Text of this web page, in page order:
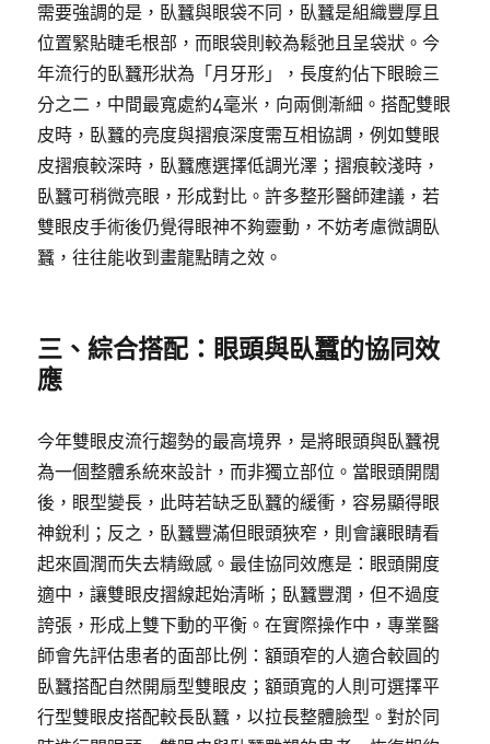
需要強調的是，臥蠶與眼袋不同，臥蠶是組織豐厚且
位置緊貼睫毛根部，而眼袋則較為鬆弛且呈袋狀。今
年流行的臥蠶形狀為「月牙形」，長度約佔下眼瞼三
分之二，中間最寬處約4毫米，向兩側漸細。搭配雙眼
皮時，臥蠶的亮度與摺痕深度需互相協調，例如雙眼
皮摺痕較深時，臥蠶應選擇低調光澤；摺痕較淺時，
臥蠶可稍微亮眼，形成對比。許多整形醫師建議，若
雙眼皮手術後仍覺得眼神不夠靈動，不妨考慮微調臥
蠶，往往能收到畫龍點睛之效。
三、綜合搭配：眼頭與臥蠶的協同效
應
今年雙眼皮流行趨勢的最高境界，是將眼頭與臥蠶視
為一個整體系統來設計，而非獨立部位。當眼頭開闊
後，眼型變長，此時若缺乏臥蠶的緩衝，容易顯得眼
神銳利；反之，臥蠶豐滿但眼頭狹窄，則會讓眼睛看
起來圓潤而失去精緻感。最佳協同效應是：眼頭開度
適中，讓雙眼皮摺線起始清晰；臥蠶豐潤，但不過度
誇張，形成上雙下動的平衡。在實際操作中，專業醫
師會先評估患者的面部比例：額頭窄的人適合較圓的
臥蠶搭配自然開扇型雙眼皮；額頭寬的人則可選擇平
行型雙眼皮搭配較長臥蠶，以拉長整體臉型。對於同